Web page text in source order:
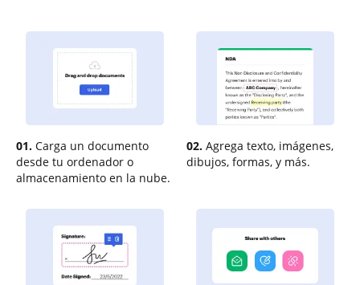
01. Carga un documento
desde tu ordenador o
almacenamiento en la nube.
02. Agrega texto, imágenes,
dibujos, formas, y más.